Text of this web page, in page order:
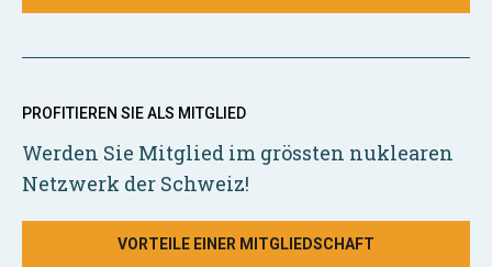
PROFITIEREN SIE ALS MITGLIED
Werden Sie Mitglied im grössten nuklearen
Netzwerk der Schweiz!
VORTEILE EINER MITGLIEDSCHAFT